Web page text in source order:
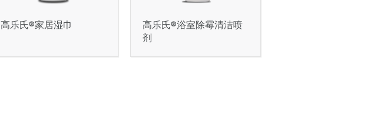
高乐氏®家居湿巾
高乐氏®浴室除霉清洁喷
剂